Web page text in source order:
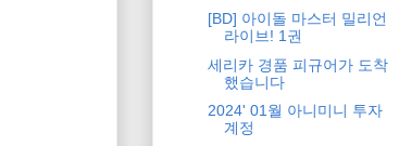
[BD] 아이돌 마스터 밀리언
라이브! 1권
세리카 경품 피규어가 도착
했습니다
2024' 01월 아니미니 투자
계정